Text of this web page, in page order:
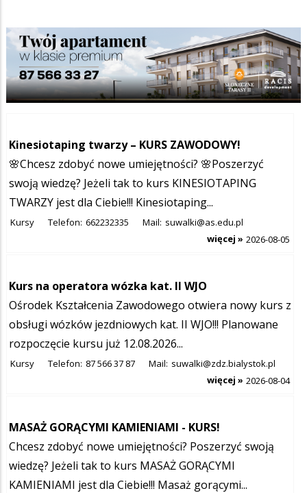
Ogłoszenia/Nauka
Szukana fraza w ogłoszeniach
Kinesiotaping twarzy – KURS ZAWODOWY!
🌸Chcesz zdobyć nowe umiejętności? 🌸Poszerzyć
swoją wiedzę? Jeżeli tak to kurs KINESIOTAPING
TWARZY jest dla Ciebie!!! Kinesiotaping...
Kursy Telefon: 662232335 Mail: suwalki@as.edu.pl
2026-08-05
więcej »
Kurs na operatora wózka kat. II WJO
Ośrodek Kształcenia Zawodowego otwiera nowy kurs z
obsługi wózków jezdniowych kat. II WJO!!! Planowane
rozpoczęcie kursu już 12.08.2026...
Kursy Telefon: 87 566 37 87 Mail: suwalki@zdz.bialystok.pl
2026-08-04
więcej »
MASAŻ GORĄCYMI KAMIENIAMI - KURS!
Chcesz zdobyć nowe umiejętności? Poszerzyć swoją
wiedzę? Jeżeli tak to kurs MASAŻ GORĄCYMI
KAMIENIAMI jest dla Ciebie!!! Masaż gorącymi...